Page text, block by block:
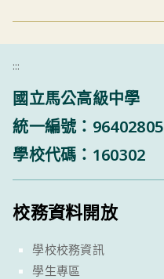
:::
國立馬公高級中學
統一編號：96402805
學校代碼：160302
校務資料開放
學校校務資訊
學生專區